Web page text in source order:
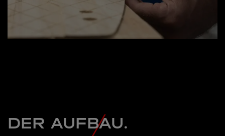
DER AUFBAU.